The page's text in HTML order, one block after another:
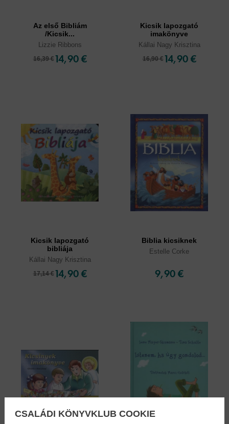
Az első Bibliám
/Kicsik...
Lizzie Ribbons
16,39 € 14,90 €
Kicsik lapozgató
imakönyve
Kállai Nagy Krisztina
16,90 € 14,90 €
Kicsik lapozgató
bibliája
Kállai Nagy Krisztina
17,14 € 14,90 €
Biblia kicsiknek
Estelle Corke
9,90 €
CSALÁDI KÖNYVKLUB COOKIE